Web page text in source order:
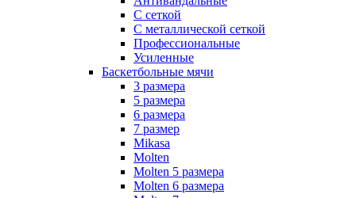
С сеткой
С металлической сеткой
Профессиональные
Усиленные
Баскетбольные мячи
3 размера
5 размера
6 размера
7 размер
Mikasa
Molten
Molten 5 размера
Molten 6 размера